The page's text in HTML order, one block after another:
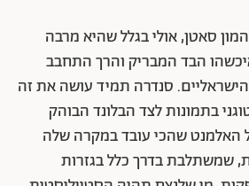
סאטן, אולי בגלל שהיא מרבה
הבד המבריק והרך התחבב
סנדרה תמיד עושה את זה
בתמונות לצד הבלונד הבוהק
האלמנט שהכי עובד במקרה שלה
שמשתלבת בדרך כלל בגזרות